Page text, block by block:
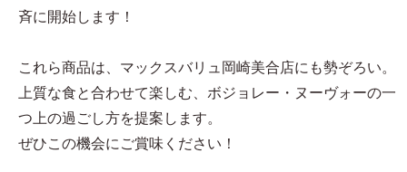
斉に開始します！
これら商品は、マックスバリュ岡崎美合店にも勢ぞろい。
上質な食と合わせて楽しむ、ボジョレー・ヌーヴォーの一
つ上の過ごし方を提案します。
ぜひこの機会にご賞味ください！